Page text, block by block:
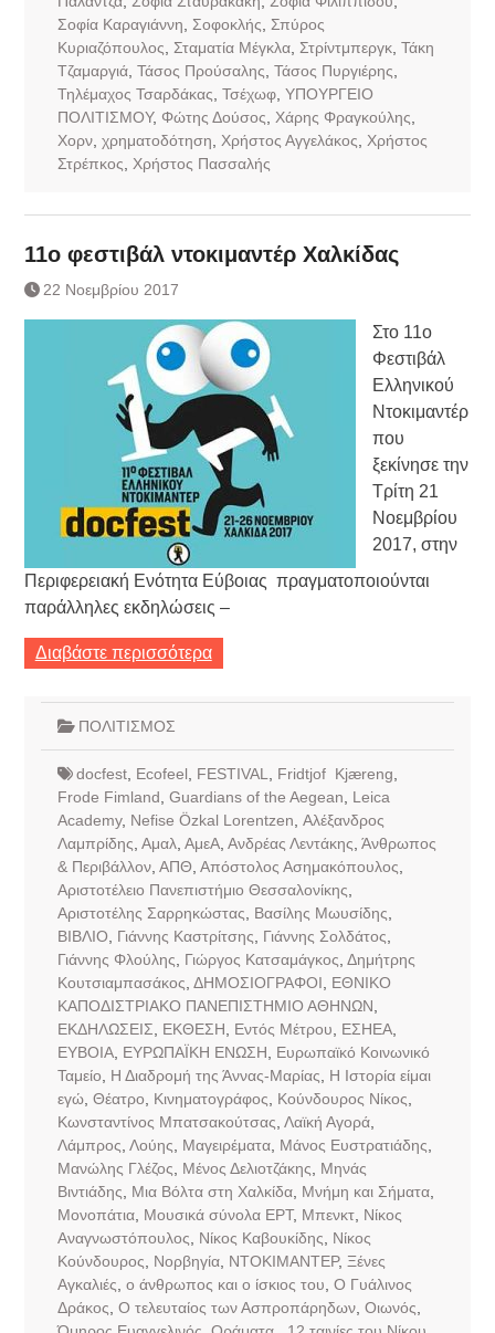
Σοφία Καραγιάννη
Σοφοκλής
Σπύρος
Κυριαζόπουλος
Σταματία Μέγκλα, Στρίντμπεργκ, Τάκη
Τζαμαργιά, Τάσος Προύσαλης Τάσος Πυργιέρης
Τηλέμαχος Τσαρδάκας Τσέχωφ, ΥΠΟΥΡΓΕΙΟ
ΠΟΛΙΤΙΣΜΟΥ, Φώτης Δούσος Χάρης Φραγκούλης
Χορν, χρηματοδότηση Χρήστος Αγγελάκος
Χρήστος
Στρέπκος
Χρήστος Πασσαλής
11ο φεστιβάλ ντοκιμαντέρ Χαλκίδας
22 Νοεμβρίου 2017
Στο 11ο
Φεστιβάλ
Ελληνικού
Ντοκιμαντέρ
που
ξεκίνησε την
Τρίτη 21
Νοεμβρίου
2017, στην
Περιφερειακή Ενότητα Εύβοιας πραγματοποιούνται
παράλληλες εκδηλώσεις –
Διαβάστε περισσότερα
ΠΟΛΙΤΙΣΜΟΣ
docfest, Ecofeel FESTIVAL Fridtjof Kjæreng
Frode Fimland Guardians of the Aegean
Leica
Academy, Nefise Özkal Lorentzen Αλέξανδρος
Λαμπρίδης Αμαλ, ΑμεΑ, Ανδρέας Λεντάκης Άνθρωπος
& Περιβάλλον, ΑΠΘ Απόστολος Ασημακόπουλος
Αριστοτέλειο Πανεπιστήμιο Θεσσαλονίκης
Αριστοτέλης Σαρρηκώστας
Βασίλης Μωυσίδης
ΒΙΒΛΙΟ
Γιάννης Καστρίτσης Γιάννης Σολδάτος
Γιάννης Φλούλης
Γιώργος Κατσαμάγκος Δημήτρης
Κουτσιαμπασάκος ΔΗΜΟΣΙΟΓΡΑΦΟΙ
ΕΘΝΙΚΟ
ΚΑΠΟΔΙΣΤΡΙΑΚΟ ΠΑΝΕΠΙΣΤΗΜΙΟ ΑΘΗΝΩΝ
ΕΚΔΗΛΩΣΕΙΣ
ΕΚΘΕΣΗ Εντός Μέτρου ΕΣΗΕΑ,
ΕΥΒΟΙΑ, ΕΥΡΩΠΑΪΚΗ ΕΝΩΣΗ
Ευρωπαϊκό Κοινωνικό
Ταμείο
Η Διαδρομή της Άννας-Μαρίας
Η Ιστορία είμαι
εγώ, Θέατρο Κινηματογράφος Κούνδουρος Νίκος
Κωνσταντίνος Μπατσακούτσας Λαϊκή Αγορά,
Λάμπρος Λούης Μαγειρέματα, Μάνος Ευστρατιάδης
Μανώλης Γλέζος
Μένος Δελιοτζάκης
Μηνάς
Βιντιάδης
Μια Βόλτα στη Χαλκίδα, Μνήμη και Σήματα,
Μονοπάτια, Μουσικά σύνολα ΕΡΤ, Μπενκτ, Νίκος
Αναγνωστόπουλος
Νίκος Καβουκίδης
Νίκος
Κούνδουρος
Νορβηγία, ΝΤΟΚΙΜΑΝΤΕΡ, Ξένες
Αγκαλιές ο άνθρωπος και ο ίσκιος του Ο Γυάλινος
Δράκος Ο τελευταίος των Ασπροπάρηδων, Οιωνός